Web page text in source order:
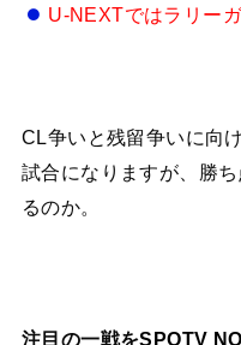
U-NEXTではラリー
CL争いと残留争いに向
試合になりますが、勝
るのか。
注目の一戦をSPOTV